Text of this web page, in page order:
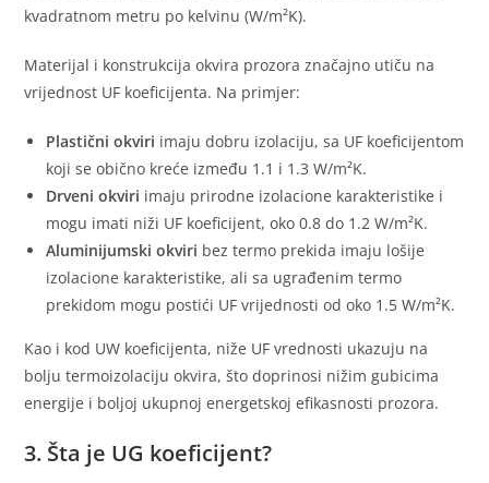
kvadratnom metru po kelvinu (W/m²K).
Materijal i konstrukcija okvira prozora značajno utiču na
vrijednost UF koeficijenta. Na primjer:
Plastični okviri imaju dobru izolaciju, sa UF koeficijentom
koji se obično kreće između 1.1 i 1.3 W/m²K.
Drveni okviri imaju prirodne izolacione karakteristike i
mogu imati niži UF koeficijent, oko 0.8 do 1.2 W/m²K.
Aluminijumski okviri bez termo prekida imaju lošije
izolacione karakteristike, ali sa ugrađenim termo
prekidom mogu postići UF vrijednosti od oko 1.5 W/m²K.
Kao i kod UW koeficijenta, niže UF vrednosti ukazuju na
bolju termoizolaciju okvira, što doprinosi nižim gubicima
energije i boljoj ukupnoj energetskoj efikasnosti prozora.
3. Šta je UG koeficijent?